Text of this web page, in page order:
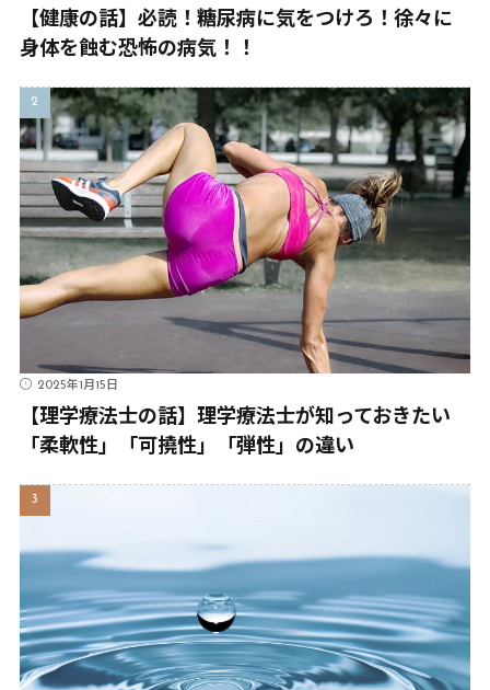
【健康の話】必読！糖尿病に気をつけろ！徐々に
身体を蝕む恐怖の病気！！
2025年1月15日
【理学療法士の話】理学療法士が知っておきたい
「柔軟性」「可撓性」「弾性」の違い